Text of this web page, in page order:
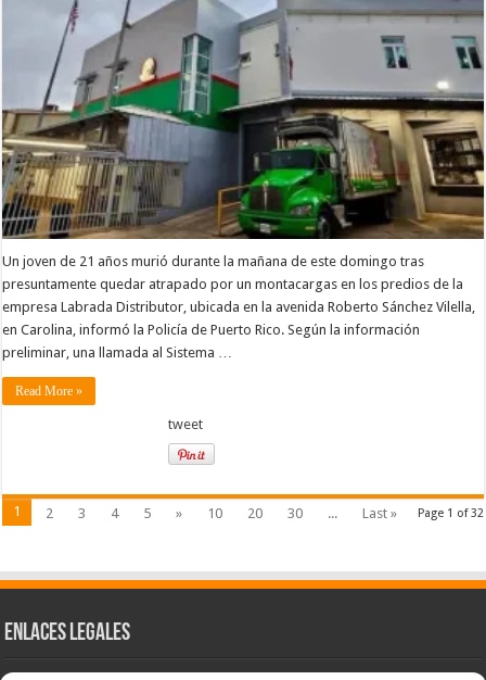
Un joven de 21 años murió durante la mañana de este domingo tras
presuntamente quedar atrapado por un montacargas en los predios de la
empresa Labrada Distributor, ubicada en la avenida Roberto Sánchez Vilella,
en Carolina, informó la Policía de Puerto Rico. Según la información
preliminar, una llamada al Sistema …
Read More »
tweet
Page 1 of 32
1 2 3 4 5 » 10 20 30 ... Last »
Enlaces Legales